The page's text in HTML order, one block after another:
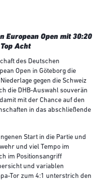
European Open mit 30:20
Acht
des Deutschen
Open in Göteborg die
gegen die Schweiz
die DHB-Auswahl souverän
mit der Chance auf den
in das abschließende
Start in die Partie und
und viel Tempo im
im Positionsangriff
und variablen
Tor zum 4:1 unterstrich den